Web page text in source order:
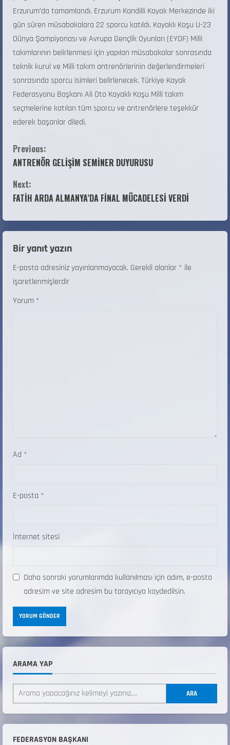
Erzurum’da tamamlandı. Erzurum Kandilli Kayak Merkezinde iki
gün süren müsabakalara 22 sporcu katıldı. Kayaklı Koşu U-23
Dünya Şampiyonası ve Avrupa Gençlik Oyunları (EYOF) Milli
takımlarının belirlenmesi için yapılan müsabakalar sonrasında
teknik kurul ve Milli takım antrenörlerinin değerlendirmeleri
sonrasında sporcu isimleri belirlenecek. Türkiye Kayak
Federasyonu Başkanı Ali Oto Kayaklı Koşu Milli takım
seçmelerine katılan tüm sporcu ve antrenörlere teşekkür
ederek başarılar diledi.
Previous:
ANTRENÖR GELİŞİM SEMİNER DUYURUSU
Next:
FATİH ARDA ALMANYA’DA FİNAL MÜCADELESİ VERDİ
Bir yanıt yazın
E-posta adresiniz yayınlanmayacak. Gerekli alanlar * ile
işaretlenmişlerdir
Yorum *
Ad *
E-posta *
İnternet sitesi
Daha sonraki yorumlarımda kullanılması için adım, e-posta
adresim ve site adresim bu tarayıcıya kaydedilsin.
ARAMA YAP
ARA
FEDERASYON BAŞKANI
2
ŞAMPİYONASI
22 Temmuz 2026